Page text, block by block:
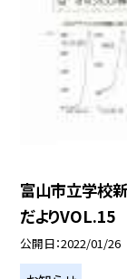
富山市立学校
だよりVOL.15
公開日 2022/01/26